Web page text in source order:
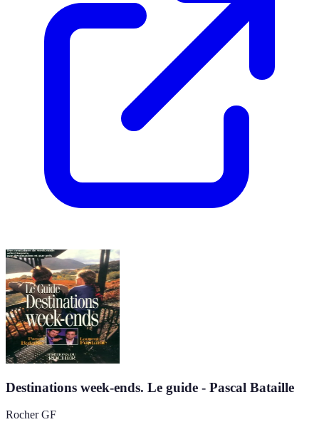
Destinations week-ends. Le guide - Pascal Bataille
Rocher GF